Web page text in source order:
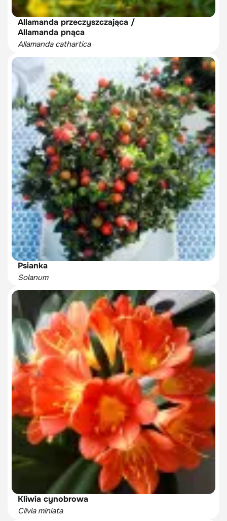
Allamanda przeczyszczająca /
Allamanda pnąca
Allamanda cathartica
Psianka
Solanum
Kliwia cynobrowa
Clivia miniata